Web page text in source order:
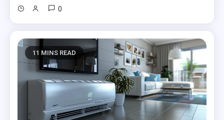
0
11 MINS READ